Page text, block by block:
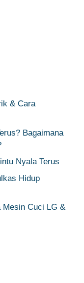
& Cara
Bagaimana
Nyala Terus
Hidup
Mesin Cuci LG &